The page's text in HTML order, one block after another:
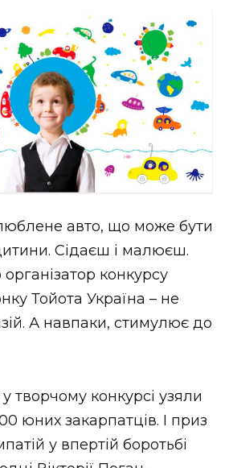
(відеоверсія)
НОВИНИ
УКРАЇНИ
авто, що може бути
Сідаєш і малюєш.
конкурсу
Тойота Україна – не
А навпаки, стимулює до
творчому конкурсі узяли
юних закарпатців. І приз
у впертій боротьбі